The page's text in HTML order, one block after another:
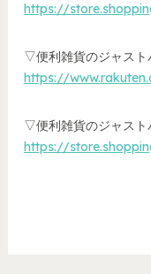
https://
▽便利雑貨のジャスト
https://
▽便利雑貨のジャス
https://